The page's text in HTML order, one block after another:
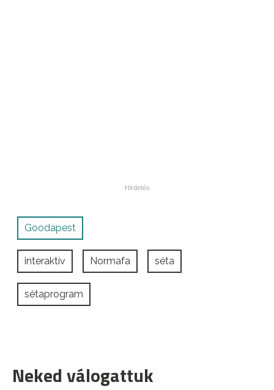
Goodapest
interaktív Normafa séta
sétaprogram
Neked válogattuk